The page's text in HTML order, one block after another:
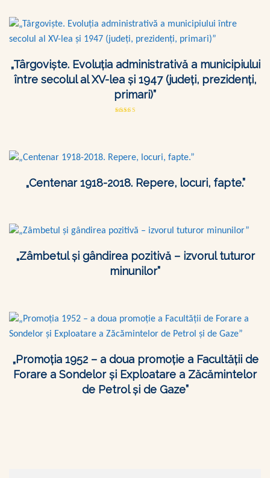
„Târgoviște. Evoluția administrativă a municipiului
între secolul al XV-lea și 1947 (județi, prezidenți,
primari)”
„Centenar 1918-2018. Repere, locuri, fapte.”
„Zâmbetul şi gândirea pozitivă – izvorul tuturor
minunilor”
„Promoţia 1952 – a doua promoţie a Facultăţii de
Forare a Sondelor şi Exploatare a Zăcămintelor
de Petrol şi de Gaze”